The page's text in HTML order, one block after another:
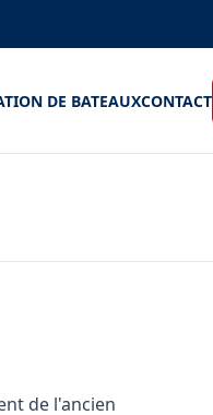
DE BATEAUXCONTACT
de l'ancien